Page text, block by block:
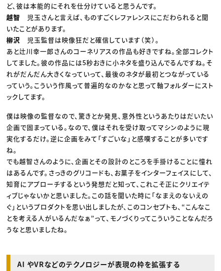
ど、彼は本能的にそれを仕分けていると思うんです。
越智 児玉さんと言えば、ものすごくレファレンスにこだわられると聞
いたことがあります。
柳沢 児玉監督は映像狂だと確信しています（笑）。
あと辻川幸一郎さんのコーネリアスの作品も好きですね。全部コレクト
してました。彼の作品には5秒おきに小ネタを盛り込んでるんですね。そ
れがだんだん大きくなっていって、最後のネタが最初とつながっている
っていう。こういう作風って普遍的なのかなと思って軸フォルダーにスト
ックしてます。
僕は映像の監督なので、驚きとか発見、意外性というあたりはだいたい
企画で固まっている。なので、僕はそれを受け取ってマシンのように現
実化するだけ。逆に企画をみて「すごいな」と感嘆することが多いです
ね。
でも越智さんのように、企画とその設計のところを手掛けることに憧れ
はあるんです。さっきのグリコードも、お菓子をインターフェイスにして、
知育にアプローチするという発想だと知って、これこそ正にクリエイテ
ィブじゃないかと思いました。この話を聞いた時に「なまえのないえの
ぐ」というプロダクトを思い出しましたが、このコンセプトも、“こんなこ
とを考える人がいるんだなぁ”って、モノづくりってこういうことなんだろ
うなと思いましたね。
AI やVRなどのテクノロジーが表現の枠を拡張する